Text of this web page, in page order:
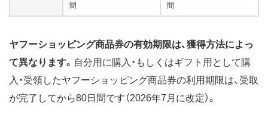
間
間
ヤフーショッピング商品券の有効期限は、獲得方法によっ
て異なります。 自分用に購入・もしくは⁨⁩ギフト用として購
入・受領したヤフーショッピング商品券の利用期限は、受取
が完了してから80日間です（2026年7月に改定）。